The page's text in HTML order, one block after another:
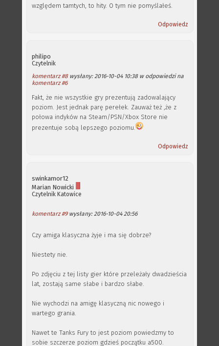
względem tamtych, to hity. O tym nie pomyślałeś.
Odpowiedz
philipo
Czytelnik
komentarz #8wysłany: 2016-10-04 10:38 w odpowiedzi na
komentarz #6
Fakt, że nie wszystkie gry prezentują zadowalający
poziom. Jest jednak parę perełek. Zauważ też ,że z
połowa indyków na Steam/PSN/Xbox Store nie
prezentuje sobą lepszego poziomu.
Odpowiedz
swinkamor12
Marian Nowicki
Czytelnik Katowice
komentarz #9wysłany: 2016-10-04 20:56
Czy amiga klasyczna żyje i ma się dobrze?
Niestety nie.
Po zdjęciu z tej listy gier które przeleżały dwadzieścia
lat, zostają same słabe i bardzo słabe.
Nie wychodzi na amigę klasyczną nic nowego i
wartego grania.
Nawet te Tanks Fury to jest poziom powiedzmy to
sobie szczerze poziom gdzieś początku a500.